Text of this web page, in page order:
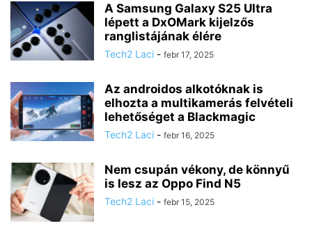
A Samsung Galaxy S25 Ultra
lépett a DxOMark kijelzős
ranglistájának élére
Tech2 Laci - febr 17, 2025
Az androidos alkotóknak is
elhozta a multikamerás felvételi
lehetőséget a Blackmagic
Tech2 Laci - febr 16, 2025
Nem csupán vékony, de könnyű
is lesz az Oppo Find N5
Tech2 Laci - febr 15, 2025